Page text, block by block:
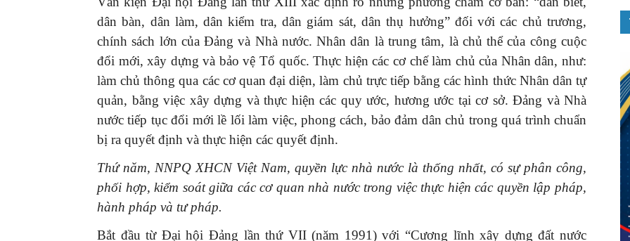
dân bàn, dân làm, dân kiểm tra, dân giám sát, dân thụ hưởng” đối với các chủ trương,
chính sách lớn của Đảng và Nhà nước. Nhân dân là trung tâm, là chủ thể của công cuộc
đổi mới, xây dựng và bảo vệ Tổ quốc. Thực hiện các cơ chế làm chủ của Nhân dân, như:
làm chủ thông qua các cơ quan đại diện, làm chủ trực tiếp bằng các hình thức Nhân dân tự
quản, bằng việc xây dựng và thực hiện các quy ước, hương ước tại cơ sở. Đảng và Nhà
nước tiếp tục đổi mới lề lối làm việc, phong cách, bảo đảm dân chủ trong quá trình chuẩn
bị ra quyết định và thực hiện các quyết định.
Thứ năm, NNPQ XHCN Việt Nam, quyền lực nhà nước là thống nhất, có sự phân công,
phối hợp, kiểm soát giữa các cơ quan nhà nước trong việc thực hiện các quyền lập pháp,
hành pháp và tư pháp.
Bắt đầu từ Đại hội Đảng lần thứ VII (năm 1991) với “Cương lĩnh xây dựng đất nước